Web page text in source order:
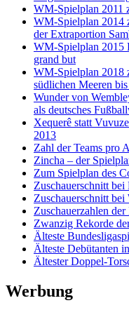
WM-Spielplan 2011
WM-Spielplan 2014
der Extraportion
WM-Spielplan 2015
grand but
WM-Spielplan 2018
südlichen Meeren
Wunder von
als deutsches
Xequerê statt
2013
Zahl der Teams pro
Zincha – der
Zum Spielplan des
Zuschauerschnitt bei
Zuschauerschnitt bei
Zuschauerzahlen
Zwanzig Rekorde
Älteste
Älteste Debütanten
Ältester Doppel-
Werbung